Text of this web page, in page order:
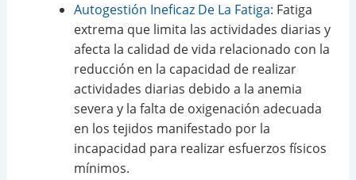
Autogestión Ineficaz De La Fatiga: Fatiga
extrema que limita las actividades diarias y
afecta la calidad de vida relacionado con la
reducción en la capacidad de realizar
actividades diarias debido a la anemia
severa y la falta de oxigenación adecuada
en los tejidos manifestado por la
incapacidad para realizar esfuerzos físicos
mínimos.